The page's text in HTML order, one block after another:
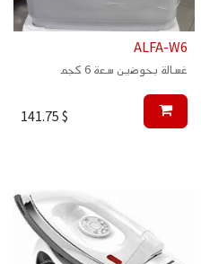
ALFA-W6
غسالة بحوضين سعة 6 كجم
$
141.75